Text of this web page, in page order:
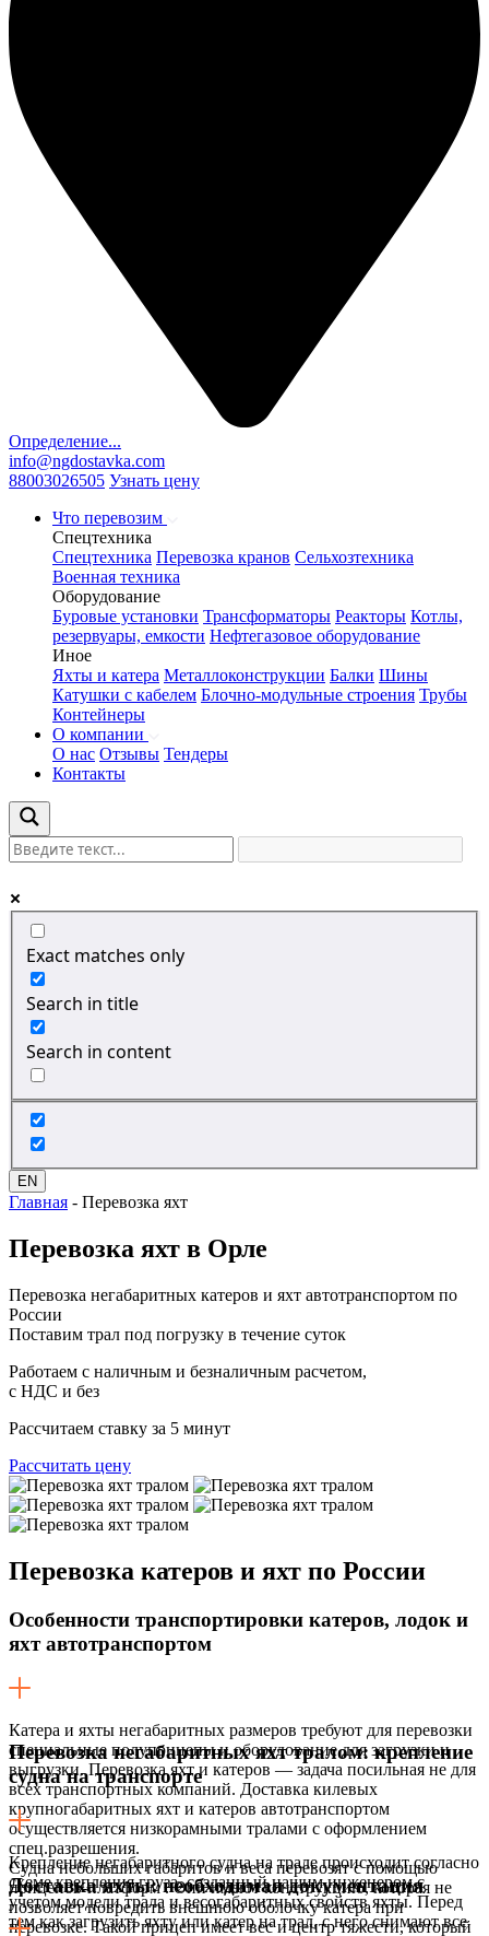
Определение...
info@ngdostavka.com
88003026505 Узнать цену
Что перевозим
Спецтехника
Спецтехника Перевозка кранов Сельхозтехника
Военная техника
Оборудование
Буровые установки Трансформаторы Реакторы Котлы,
резервуары, емкости Нефтегазовое оборудование
Иное
Яхты и катера Металлоконструкции Балки Шины
Катушки с кабелем Блочно-модульные строения Трубы
Контейнеры
О компании
О нас Отзывы Тендеры
Контакты
Exact matches only
Search in title
Search in content
EN
Главная - Перевозка яхт
Перевозка яхт в Орле
Перевозка негабаритных катеров и яхт автотранспортом по
России
Поставим трал под погрузку в течение суток
Работаем с наличным и безналичным расчетом,
с НДС и без
Рассчитаем ставку за 5 минут
Рассчитать цену
Перевозка катеров и яхт по России
Особенности транспортировки катеров, лодок и
яхт автотранспортом
Катера и яхты негабаритных размеров требуют для перевозки
специальные полуприцепы и оборудование для загрузки и
выгрузки. Перевозка яхт и катеров — задача посильная не для
всех транспортных компаний. Доставка килевых
крупногабаритных яхт и катеров автотранспортом
осуществляется низкорамными тралами с оформлением
спец.разрешения.
Судна небольших габаритов и веса перевозят с помощью
прицепов-платформ . Они имеют конструкцию, которая не
позволяет повредить внешнюю оболочку катера при
перевозке. Такой прицеп имеет вес и центр тяжести, который
Перевозка негабаритных яхт тралом: крепление
судна на транспорте
Крепление негабаритного судна на трале происходит согласно
схеме крепления груза, созданный нашим инженером с
учетом модели трала и весогабаритных свойств яхты. Перед
тем как загрузить яхту или катер на трал, с него снимают все
Доставка яхты: необходимая документация